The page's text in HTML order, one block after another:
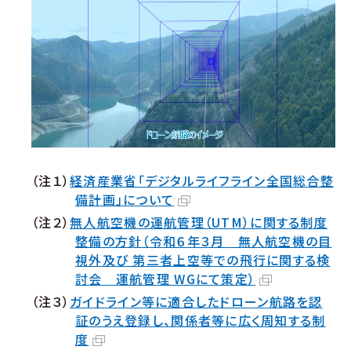
（注１）経済産業省「デジタルライフライン全国総合整
備計画」について
（注２）無人航空機の運航管理（UTM）に関する制度
整備の方針（令和６年３月 無人航空機の目
視外及び 第三者上空等での飛行に関する検
討会 運航管理 WGにて策定）
（注３） ガイドライン等に適合したドローン航路を認
証のうえ登録し、関係者等に広く周知する制
度